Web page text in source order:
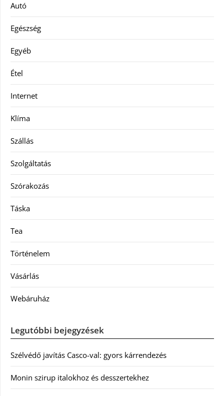
Autó
Egészség
Egyéb
Étel
Internet
Klíma
Szállás
Szolgáltatás
Szórakozás
Táska
Tea
Történelem
Vásárlás
Webáruház
Legutóbbi bejegyzések
Szélvédő javítás Casco-val: gyors kárrendezés
Monin szirup italokhoz és desszertekhez